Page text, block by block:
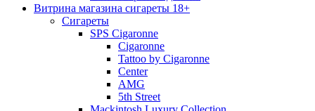
Витрина магазина сигареты 18+
Cигареты
SPS Cigaronne
Сigaronne
Tattoo by Cigaronne
Center
AMG
5th Street